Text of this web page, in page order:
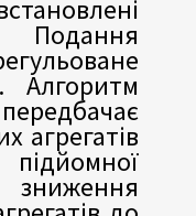
Подання
агрегатів